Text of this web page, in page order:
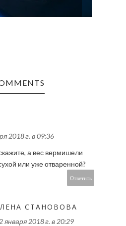
2018 г. в 09:36
а вес вермишели
или уже отваренной?
Ответить
СТАНОВОВА
января 2018 г. в 20:29